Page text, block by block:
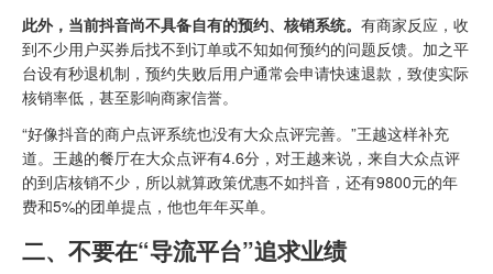
此外，当前抖音尚不具备自有的预约、核销系统。 有商家反应，收
到不少用户买券后找不到订单或不知如何预约的问题反馈。加之平
台设有秒退机制，预约失败后用户通常会申请快速退款，致使实际
核销率低，甚至影响商家信誉。
“好像抖音的商户点评系统也没有大众点评完善。”王越这样补充
道。王越的餐厅在大众点评有4.6分，对王越来说，来自大众点评
的到店核销不少，所以就算政策优惠不如抖音，还有9800元的年
费和5%的团单提点，他也年年买单。
二、不要在“导流平台”追求业绩